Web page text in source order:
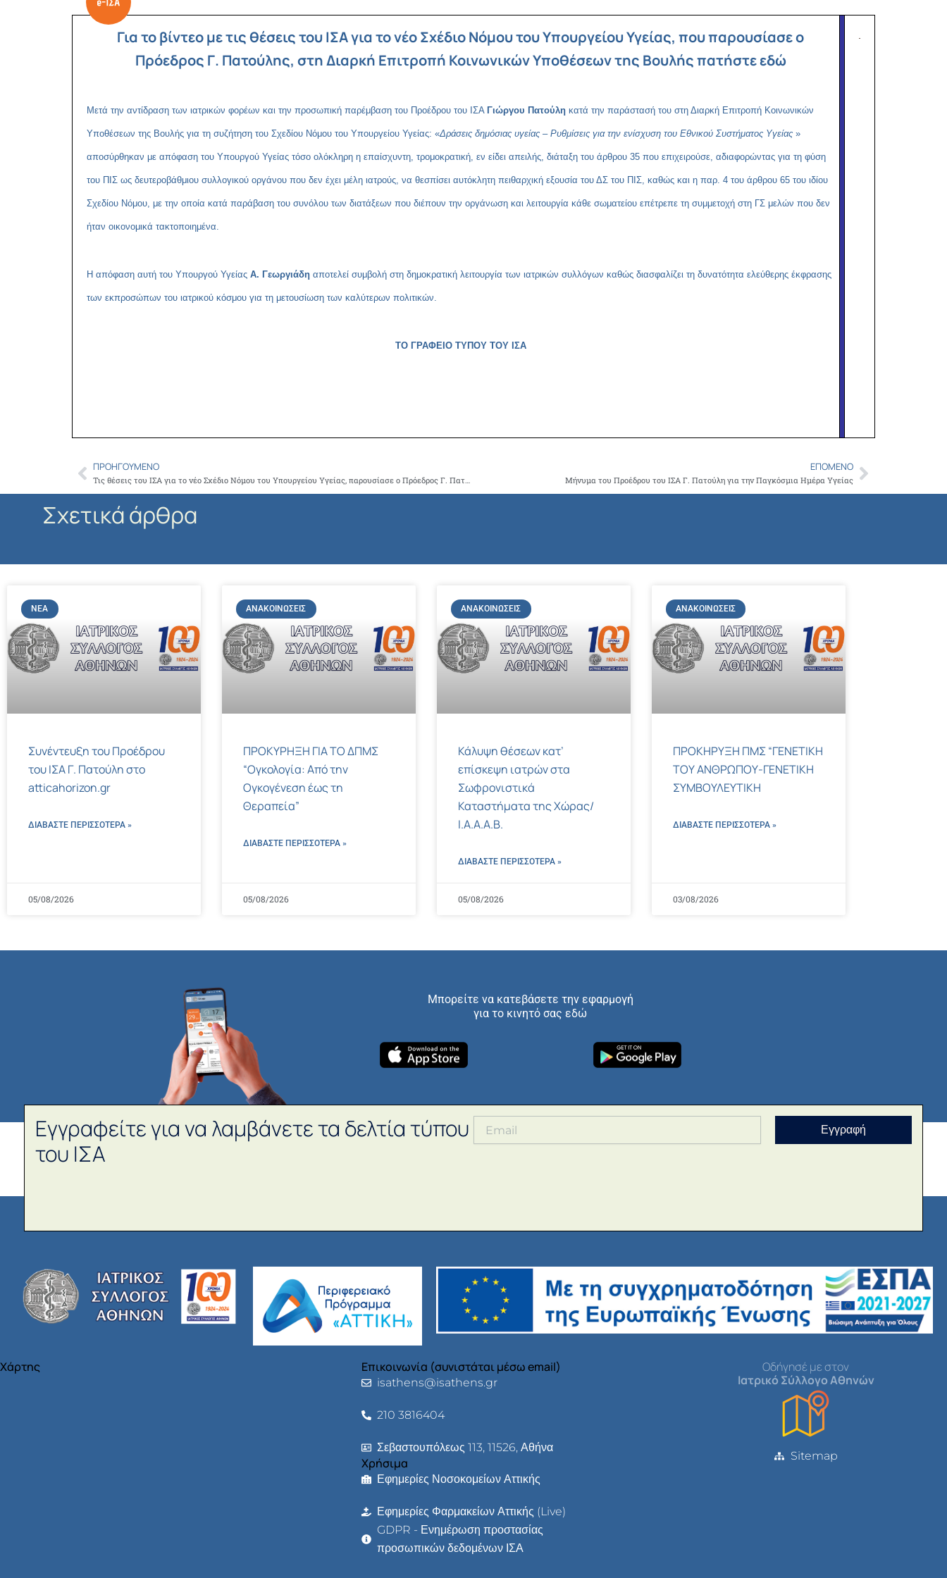
Για το βίντεο με τιςθέσεις του ΙΣΑ για το νέο Σχέδιο Νόμου του Υπουργείου Υγείας, που παρουσίασε ο
Πρόεδρος Γ. Πατούλης, στη Διαρκή Επιτροπή Κοινωνικών Υποθέσεων της Βουλής πατήστε εδώ
Μετά την αντίδραση των ιατρικών φορέων και την προσωπική παρέμβαση του Προέδρου του ΙΣΑ Γιώργου Πατούλη κατά την παράστασή του στη Διαρκή Επιτροπή Κοινωνικών
Υποθέσεων της Βουλής για τη συζήτηση του Σχεδίου Νόμου του Υπουργείου Υγείας: «Δράσεις δημόσιας υγείας – Ρυθμίσεις για την ενίσχυση του Εθνικού Συστήματος Υγείας »
αποσύρθηκαν με απόφαση του Υπουργού Υγείας τόσο ολόκληρη η επαίσχυντη, τρομοκρατική, εν είδει απειλής, διάταξη του άρθρου 35 που επιχειρούσε, αδιαφορώντας για τη φύση
του ΠΙΣ ως δευτεροβάθμιου συλλογικού οργάνου που δεν έχει μέλη ιατρούς, να θεσπίσει αυτόκλητη πειθαρχική εξουσία του ΔΣ του ΠΙΣ, καθώς και η παρ. 4 του άρθρου 65 του ιδίου
Σχεδίου Νόμου, με την οποία κατά παράβαση του συνόλου των διατάξεων που διέπουν την οργάνωση και λειτουργία κάθε σωματείου επέτρεπε τη συμμετοχή στη ΓΣ μελών που δεν
ήταν οικονομικά τακτοποιημένα.
Η απόφαση αυτή του Υπουργού Υγείας Α. Γεωργιάδη αποτελεί συμβολή στη δημοκρατική λειτουργία των ιατρικών συλλόγων καθώς διασφαλίζει τη δυνατότητα ελεύθερης έκφρασης
των εκπροσώπων του ιατρικού κόσμου για τη μετουσίωση των καλύτερων πολιτικών.
ΤΟ ΓΡΑΦΕΙΟ ΤΥΠΟΥ ΤΟΥ ΙΣΑ
Prev
ΠΡΟΗΓΟΎΜΕΝΟ
Τις θέσεις του ΙΣΑ για το νέο Σχέδιο Νόμου του Υπουργείου Υγείας, παρουσίασε ο Πρόεδρος Γ. Πατούλης, στη Διαρκή Επιτροπή Κοινωνικών Υποθέσεων της Βουλής
ΕΠΌΜΕΝΟ
Μήνυμα του Προέδρου του ΙΣΑ Γ. Πατούλη για την Παγκόσμια Ημέρα ΥγείαςNext
Σχετικά άρθρα
ΝΈΑ
Συνέντευξη του Προέδρου
του ΙΣΑ Γ. Πατούλη στο
atticahorizon.gr
ΔΙΑΒΑΣΤΕ ΠΕΡΙΣΣΌΤΕΡΑ »
05/08/2026
ΑΝΑΚΟΙΝΏΣΕΙΣ
ΠΡΟΚΥΡΗΞΗ ΓΙΑ ΤΟ ΔΠΜΣ
“Ογκολογία: Από την
Ογκογένεση έως τη
Θεραπεία”
ΔΙΑΒΑΣΤΕ ΠΕΡΙΣΣΌΤΕΡΑ »
05/08/2026
ΑΝΑΚΟΙΝΏΣΕΙΣ
Κάλυψη θέσεων κατ’
επίσκεψη ιατρών στα
Σωφρονιστικά
Καταστήματα της Χώρας/
Ι.Α.Α.Α.Β.
ΔΙΑΒΑΣΤΕ ΠΕΡΙΣΣΌΤΕΡΑ »
05/08/2026
ΑΝΑΚΟΙΝΏΣΕΙΣ
ΠΡΟΚΗΡΥΞΗ ΠΜΣ “ΓΕΝΕΤΙΚΗ
ΤΟΥ ΑΝΘΡΩΠΟΥ-ΓΕΝΕΤΙΚΗ
ΣΥΜΒΟΥΛΕΥΤΙΚΗ
ΔΙΑΒΑΣΤΕ ΠΕΡΙΣΣΌΤΕΡΑ »
03/08/2026
Μπορείτε να κατεβάσετε την εφαρμογή
για το κινητό σας εδώ
Εγγραφείτε για να λαμβάνετε τα δελτία τύπου
του ΙΣΑ
Εγγραφή
Χάρτης Επικοινωνία (συνιστάται μέσω email)
isathens@isathens.gr
210 3816404
Σεβαστουπόλεως 113, 11526, Αθήνα
Χρήσιμα
Εφημερίες Νοσοκομείων Αττικής
Εφημερίες Φαρμακείων Αττικής (Live)
GDPR - Ενημέρωση προστασίας
προσωπικών δεδομένων ΙΣΑ
Οδήγησέ με στον
Ιατρικό Σύλλογο Αθηνών
Sitemap